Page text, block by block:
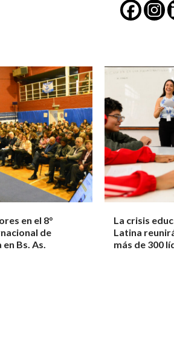
en el 8°
de
Bs. As.
La crisis
Latina
más de 300